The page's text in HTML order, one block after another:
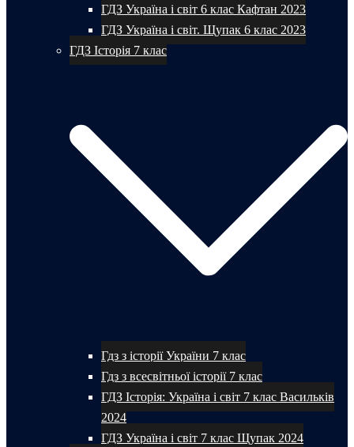
ГДЗ Україна і світ 6 клас Кафтан 2023
ГДЗ Україна і світ. Щупак 6 клас 2023
ГДЗ Історія 7 клас
Гдз з історії України 7 клас
Гдз з всесвітньої історії 7 клас
ГДЗ Історія: Україна і світ 7 клас Васильків
2024
ГДЗ Україна і світ 7 клас Щупак 2024